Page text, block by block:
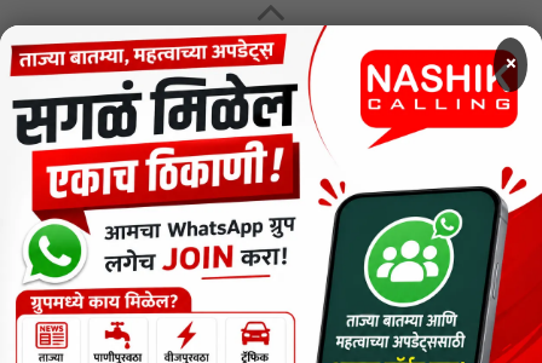
MENU
CODE OF ETHICS FOR DIGITAL NEWS WEBSITES
Contact Us
Privacy Policy
Short News
ThemeNcode PDF Viewer SC [Do not Delete]
×